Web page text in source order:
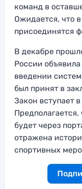
команд в
Ожидается, что
присоединятся
В декабре
России
введении
был принят в
Закон вступает
будет через
отражена
спортивных